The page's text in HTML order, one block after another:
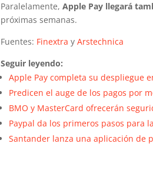
Paralelamente,Apple Pay llegará
próximas semanas.
Fuentes: Finextra yArstechnica
Seguir leyendo:
Apple Pay completa su despliegue
Predicen el auge de los pagos por
BMO y MasterCard ofrecerán
Paypal da los primeros pasos para
Santander lanza una aplicación de